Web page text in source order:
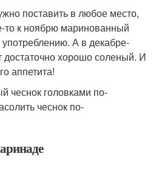
поставить в любое место,
то к ноябрю маринованный
употреблению. А в декабре-
достаточно хорошо соленый. И
аппетита!